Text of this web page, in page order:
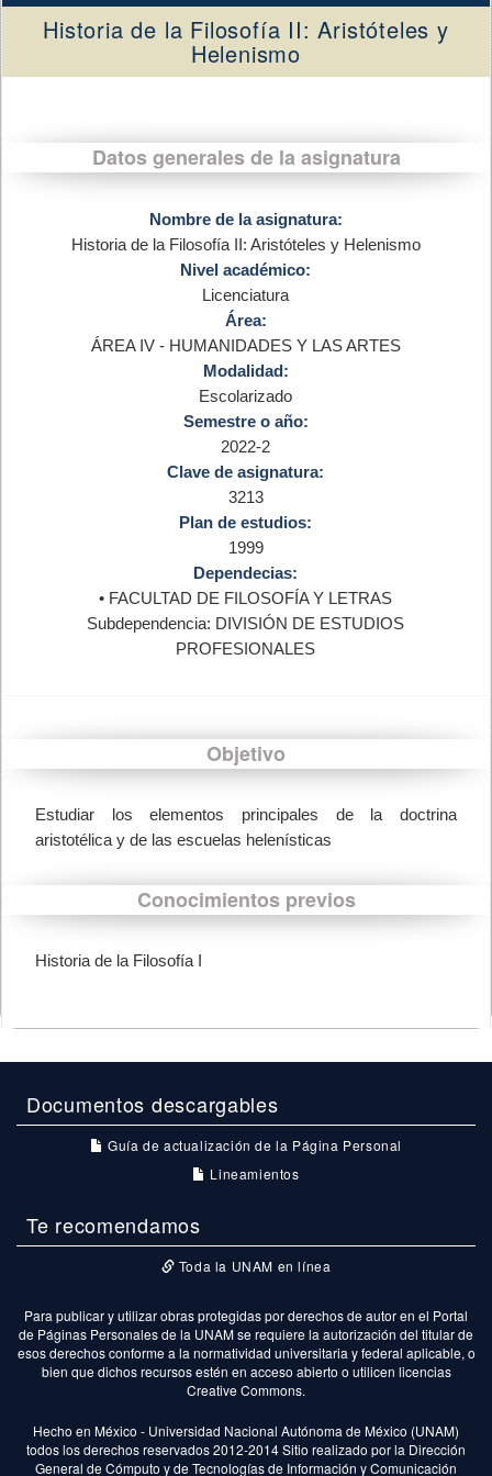
Historia de la Filosofía II: Aristóteles y
Helenismo
Datos generales de la asignatura
Nombre de la asignatura:
Historia de la Filosofía II: Aristóteles y Helenismo
Nivel académico:
Licenciatura
Área:
ÁREA IV - HUMANIDADES Y LAS ARTES
Modalidad:
Escolarizado
Semestre o año:
2022-2
Clave de asignatura:
3213
Plan de estudios:
1999
Dependecias:
• FACULTAD DE FILOSOFÍA Y LETRAS
Subdependencia: DIVISIÓN DE ESTUDIOS
PROFESIONALES
Objetivo
Estudiar los elementos principales de la doctrina
aristotélica y de las escuelas helenísticas
Conocimientos previos
Historia de la Filosofía I
Documentos descargables
Guía de actualización de la Página Personal
Lineamientos
Te recomendamos
Toda la UNAM en línea
Para publicar y utilizar obras protegidas por derechos de autor en el Portal
de Páginas Personales de la UNAM se requiere la autorización del titular de
esos derechos conforme a la normatividad universitaria y federal aplicable, o
bien que dichos recursos estén en acceso abierto o utilicen licencias
Creative Commons.
Hecho en México - Universidad Nacional Autónoma de México (UNAM)
todos los derechos reservados 2012-2014 Sitio realizado por la Dirección
General de Cómputo y de Tecnologías de Información y Comunicación